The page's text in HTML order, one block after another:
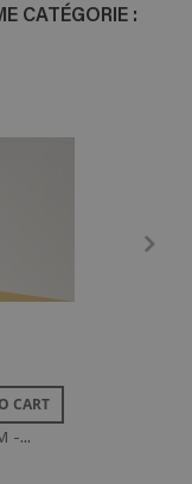
CATÉGORIE :
CART
-...